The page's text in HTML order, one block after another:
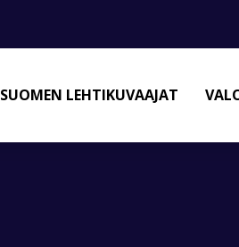
SUOMEN LEHTIKUVAAJAT